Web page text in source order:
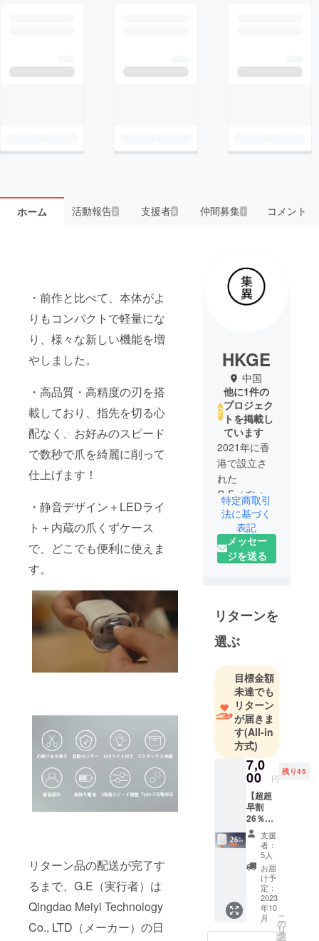
ホーム 活動報告2 支援者6 仲間募集 1 コメント
・前作と比べて、本体がよ
りもコンパクトで軽量にな
り、様々な新しい機能を増
やしました。
・高品質・高精度の刃を搭
載しており、指先を切る心
配なく、お好みのスピード
で数秒で爪を綺麗に削って
仕上げます！
・静音デザイン＋LEDライ
ト＋内蔵の爪くずケース
で、どこでも便利に使えま
す。
リターン品の配送が完了す
るまで、G.E（実行者）は
Qingdao Meiyi Technology
Co., LTD（メーカー）の日
HKGE
中国
他に1件の
プロジェク
トを掲載し
ています
2021年に香
港で設立さ
れた
G.E（ヂィー
・イー）
は、数多く
のメーカー
と連携して
販売・運営
を手がけて
おります。
時代が変わ
り、生活や
ライフスタ
イルに対す
る価値観が
変わってい
く中で、時
代にマッチ
した新しい
製品群を皆
様にお届け
することが
私たちの目
標です。
特定商取引
法に基づく
表記
メッセー
ジを送る
リターンを
選ぶ
目標金額
未達でも
リターン
が届きま
す(All-in
方式)
7,0
00 円
残り45
【超超
早割
26％OF
F】
「Seem
agic
mini」
×1セッ
ト 一般
予定販
売価
格:9,50
0円（税
支援
者：
5人
お届
け予
定：
2023
年10
月
こ
の
リ
タ